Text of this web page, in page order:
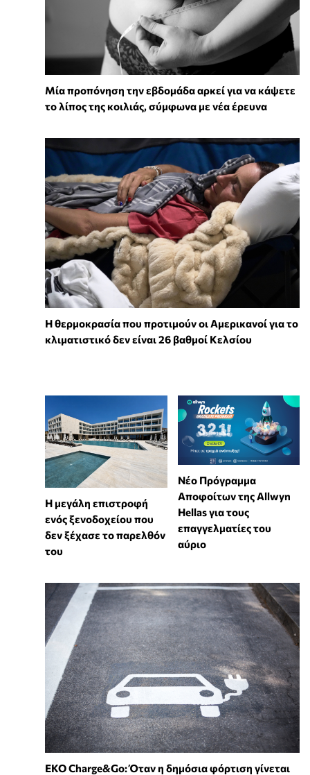
Μία προπόνηση την εβδομάδα αρκεί για να κάψετε
το λίπος της κοιλιάς, σύμφωνα με νέα έρευνα
Η θερμοκρασία που προτιμούν οι Αμερικανοί για το
κλιματιστικό δεν είναι 26 βαθμοί Κελσίου
Η μεγάλη επιστροφή
ενός ξενοδοχείου που
δεν ξέχασε το παρελθόν
του
Νέο Πρόγραμμα
Αποφοίτων της Allwyn
Hellas για τους
επαγγελματίες του
αύριο
EKO Charge&Go: Όταν η δημόσια φόρτιση γίνεται